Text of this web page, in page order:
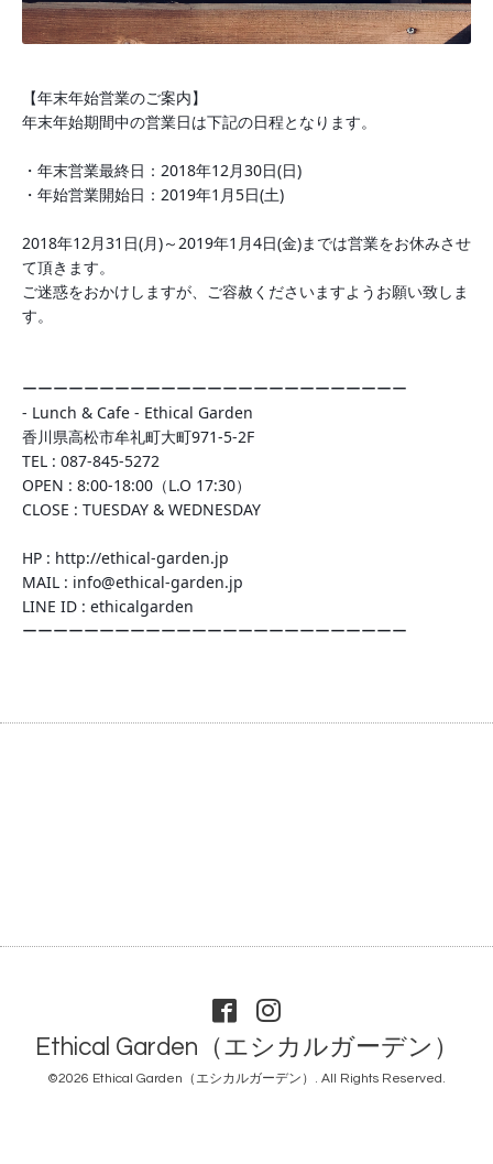
【年末年始営業のご案内】
年末年始期間中の営業日は下記の日程となります。
・年末営業最終日：2018年12月30日(日)
・年始営業開始日：2019年1月5日(土)
2018年12月31日(月)～2019年1月4日(金)までは営業をお休みさせ
て頂きます。
ご迷惑をおかけしますが、ご容赦くださいますようお願い致しま
す。
ーーーーーーーーーーーーーーーーーーーーーーーーー
- Lunch & Cafe - Ethical Garden
香川県高松市牟礼町大町971-5-2F
TEL : 087-845-5272
OPEN : 8:00-18:00（L.O 17:30）
CLOSE : TUESDAY & WEDNESDAY
HP : http://ethical-garden.jp
MAIL : info@ethical-garden.jp
LINE ID : ethicalgarden
ーーーーーーーーーーーーーーーーーーーーーーーーー
Ethical Garden（エシカルガーデン）
©2026 Ethical Garden（エシカルガーデン） . All Rights Reserved.